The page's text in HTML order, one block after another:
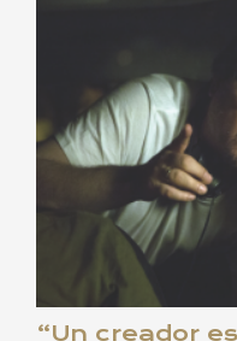
“Un creador